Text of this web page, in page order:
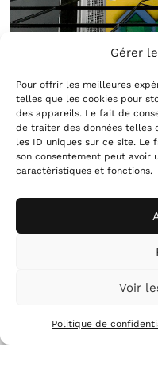
Gérer
Pour offrir les meilleures
telles que les cookies pour
des appareils. Le fait de
de traiter des données telles
les ID uniques sur ce site.
son consentement peut avoir
caractéristiques et fonctions.
Voir
Politique de